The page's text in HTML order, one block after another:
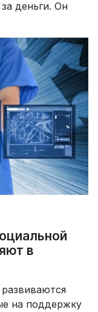
деньги. Он
в
на поддержку